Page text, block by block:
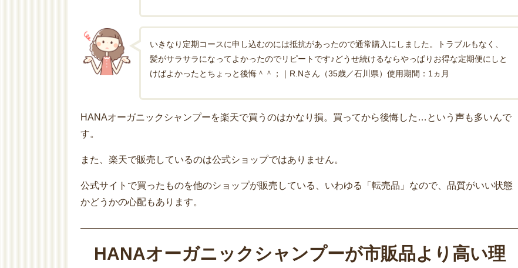
いきなり定期コースに申し込むのには抵抗があったので通常購入にしました。トラブルもなく、
髪がサラサラになってよかったのでリピートです♪どうせ続けるならやっぱりお得な定期便にしと
けばよかったとちょっと後悔＾＾；｜R.Nさん（35歳／石川県）使用期間：1ヵ月
HANAオーガニックシャンプーを楽天で買うのはかなり損。買ってから後悔した…という声も多いんで
す。
また、楽天で販売しているのは公式ショップではありません。
公式サイトで買ったものを他のショップが販売している、いわゆる「転売品」なので、品質がいい状態
かどうかの心配もあります。
HANAオーガニックシャンプーが市販品より高い理